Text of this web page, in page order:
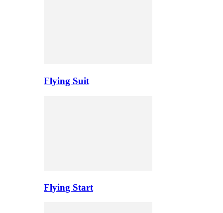
Flying Suit
Flying Start